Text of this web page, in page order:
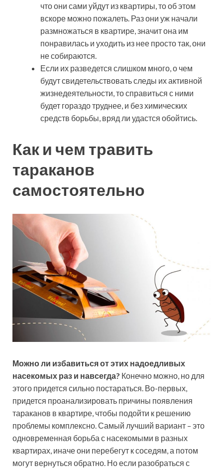
что они сами уйдут из квартиры, то об этом
вскоре можно пожалеть. Раз они уж начали
размножаться в квартире, значит она им
понравилась и уходить из нее просто так, они
не собираются.
Если их разведется слишком много, о чем
будут свидетельствовать следы их активной
жизнедеятельности, то справиться с ними
будет гораздо труднее, и без химических
средств борьбы, вряд ли удастся обойтись.
Как и чем травить
тараканов
самостоятельно
Можно ли избавиться от этих надоедливых
насекомых раз и навсегда? Конечно можно, но для
этого придется сильно постараться. Во-первых,
придется проанализировать причины появления
тараканов в квартире, чтобы подойти к решению
проблемы комплексно. Самый лучший вариант – это
одновременная борьба с насекомыми в разных
квартирах, иначе они перебегут к соседям, а потом
могут вернуться обратно. Но если разобраться с